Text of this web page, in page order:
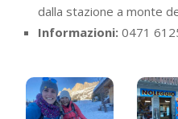
dalla stazione a monte
Informazioni: 0471